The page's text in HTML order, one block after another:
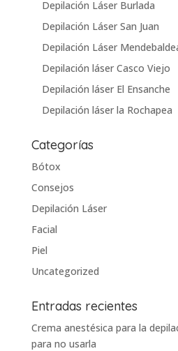
Depilación Láser Burlada
Depilación Láser San Juan
Depilación Láser
Depilación láser Casco Viejo
Depilación láser El Ensanche
Depilación láser la Rochapea
Categorías
Bótox
Consejos
Depilación Láser
Facial
Piel
Uncategorized
Entradas recientes
Crema anestésica para la
para no usarla